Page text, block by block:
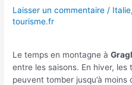
Laisser un commentaire / Italie,
tourisme.fr
Le temps en montagne à
entre les saisons. En hiver,
peuvent tomber jusqu’à